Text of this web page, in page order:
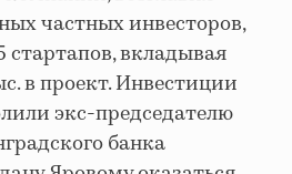
частных инвесторов,
стартапов, вкладывая
в проект. Инвестиции
экс-председателю
банка